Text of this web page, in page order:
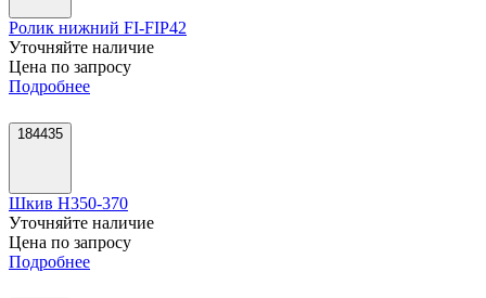
Ролик нижний FI-FIP42
Уточняйте наличие
Цена по запросу
Подробнее
184435
Шкив H350-370
Уточняйте наличие
Цена по запросу
Подробнее